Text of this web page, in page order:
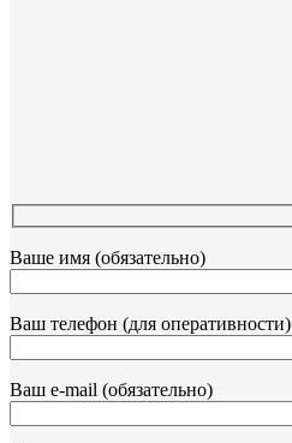
Ваше имя (обязательно)
Ваш телефон (для оперативности)
Ваш e-mail (обязательно)